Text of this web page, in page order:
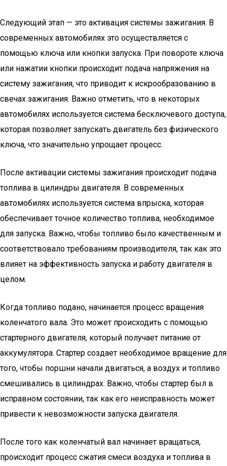
Следующий этап — это активация системы зажигания. В
современных автомобилях это осуществляется с
помощью ключа или кнопки запуска. При повороте ключа
или нажатии кнопки происходит подача напряжения на
систему зажигания, что приводит к искрообразованию в
свечах зажигания. Важно отметить, что в некоторых
автомобилях используется система бесключевого доступа,
которая позволяет запускать двигатель без физического
ключа, что значительно упрощает процесс.
После активации системы зажигания происходит подача
топлива в цилиндры двигателя. В современных
автомобилях используется система впрыска, которая
обеспечивает точное количество топлива, необходимое
для запуска. Важно, чтобы топливо было качественным и
соответствовало требованиям производителя, так как это
влияет на эффективность запуска и работу двигателя в
целом.
Когда топливо подано, начинается процесс вращения
коленчатого вала. Это может происходить с помощью
стартерного двигателя, который получает питание от
аккумулятора. Стартер создает необходимое вращение для
того, чтобы поршни начали двигаться, а воздух и топливо
смешивались в цилиндрах. Важно, чтобы стартер был в
исправном состоянии, так как его неисправность может
привести к невозможности запуска двигателя.
После того как коленчатый вал начинает вращаться,
происходит процесс сжатия смеси воздуха и топлива в